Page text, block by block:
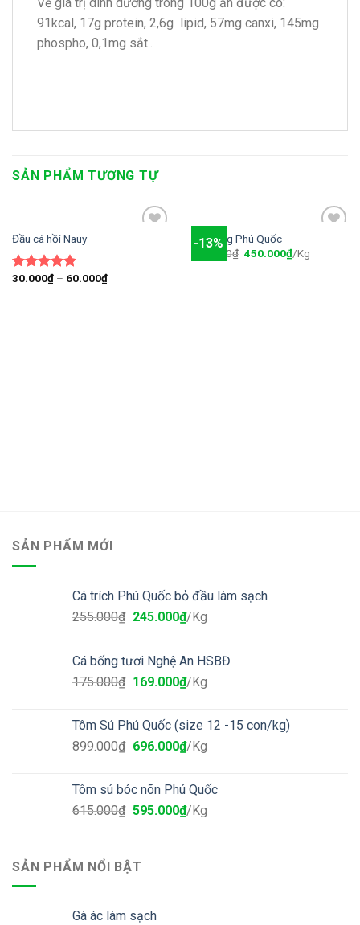
91kcal, 17g protein, 2,6g lipid, 57mg canxi, 145mg
phospho, 0,1mg sắt..
SẢN PHẨM TƯƠNG TỰ
Đầu cá hồi Nauy
Được xếp
30.000₫– 60.000₫
-13%
Mực ống Phú Quốc
520.000₫ 450.000₫/Kg
SẢN PHẨM MỚI
Cá trích Phú Quốc bỏ đầu làm sạch
255.000₫ 245.000₫/Kg
Cá bống tươi Nghệ An HSBĐ
175.000₫ 169.000₫/Kg
Tôm Sú Phú Quốc (size 12 -15 con/kg)
899.000₫ 696.000₫/Kg
Tôm sú bóc nõn Phú Quốc
615.000₫ 595.000₫/Kg
SẢN PHẨM NỔI BẬT
Gà ác làm sạch